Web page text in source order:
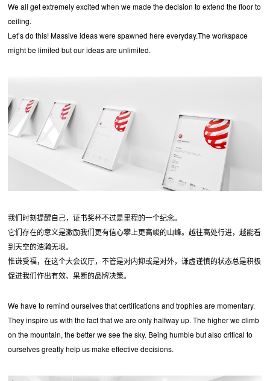
We all get extremely excited when we made the decision to extend the floor to
ceiling.
Let’s do this! Massive ideas were spawned here everyday.The workspace
might be limited but our ideas are unlimited.
我们时刻提醒自己，证书奖杯不过是里程的一个纪念。
它们存在的意义是激励我们更有信心攀上更高峻的山峰。越往高处行进，越能看
到天空的浩瀚无垠。
惟谦受福，在这个大会议厅，不管是对内抑或是对外，谦虚谨慎的状态总是积极
促进我们作出有效、果断的品牌决策。
We have to remind ourselves that certifications and trophies are momentary.
They inspire us with the fact that we are only halfway up. The higher we climb
on the mountain, the better we see the sky. Being humble but also critical to
ourselves greatly help us make effective decisions.